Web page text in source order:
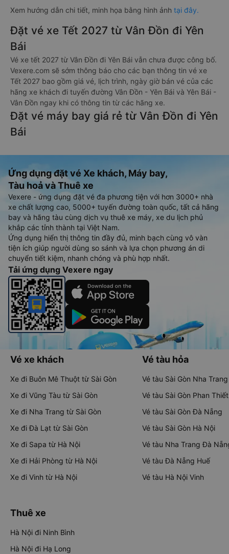
Xem hướng dẫn chi tiết, minh họa bằng hình ảnh tại đây.
Đặt vé xe Tết 2027 từ Vân Đồn đi Yên
Bái
Vé xe tết 2027 từ Vân Đồn đi Yên Bái vẫn chưa được công bố.
Vexere.com sẽ sớm thông báo cho các bạn thông tin vé xe
Tết 2027 bao gồm giá vé, lịch trình, ngày giờ bán vé của các
hãng xe khách đi tuyến đường Vân Đồn - Yên Bái và Yên Bái -
Vân Đồn ngay khi có thông tin từ các hãng xe.
Đặt vé máy bay giá rẻ từ Vân Đồn đi Yên
Bái
Ứng dụng đặt vé Xe khách, Máy bay,
Tàu hoả và Thuê xe
Vexere - ứng dụng đặt vé đa phương tiện với hơn 3000+ nhà
xe chất lượng cao, 5000+ tuyến đường toàn quốc, tất cả hãng
bay và hãng tàu cùng dịch vụ thuê xe máy, xe du lịch phủ
khắp các tỉnh thành tại Việt Nam.
Ứng dụng hiển thị thông tin đầy đủ, minh bạch cùng vô vàn
tiện ích giúp người dùng so sánh và lựa chọn phương án di
chuyển tiết kiệm, nhanh chóng và phù hợp nhất.
Tải ứng dụng Vexere ngay
Vé xe khách
Xe đi Buôn Mê Thuột từ Sài Gòn
Xe đi Vũng Tàu từ Sài Gòn
Xe đi Nha Trang từ Sài Gòn
Xe đi Đà Lạt từ Sài Gòn
Xe đi Sapa từ Hà Nội
Xe đi Hải Phòng từ Hà Nội
Xe đi Vinh từ Hà Nội
Vé tàu hỏa
Vé tàu Sài Gòn Nha Trang
Vé tàu Sài Gòn Phan Thiết
Vé tàu Sài Gòn Đà Nẵng
Vé tàu Sài Gòn Hà Nội
Vé tàu Nha Trang Đà
Vé tàu Đà Nẵng Huế
Vé tàu Hà Nội Vinh
Thuê xe
Hà Nội đi Ninh Bình
Hà Nội đi Hạ Long